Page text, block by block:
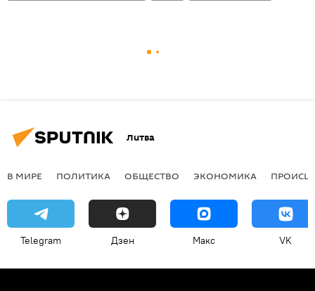
Литва
В МИРЕ ПОЛИТИКА ОБЩЕСТВО ЭКОНОМИКА
Telegram Дзен Макс VK